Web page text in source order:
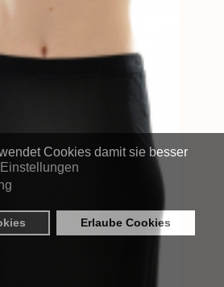
Cookies damit sie besser
Erlaube Cookies